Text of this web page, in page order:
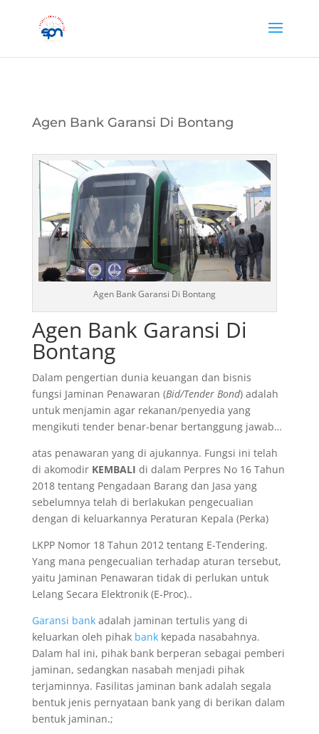
Agen Bank Garansi Di Bontang
Agen Bank Garansi Di Bontang
Agen Bank Garansi Di
Bontang
Dalam pengertian dunia keuangan dan bisnis
fungsi Jaminan Penawaran (Bid/Tender Bond) adalah
untuk menjamin agar rekanan/penyedia yang
mengikuti tender benar-benar bertanggung jawab…
atas penawaran yang di ajukannya. Fungsi ini telah
di akomodir KEMBALI di dalam Perpres No 16 Tahun
2018 tentang Pengadaan Barang dan Jasa yang
sebelumnya telah di berlakukan pengecualian
dengan di keluarkannya Peraturan Kepala (Perka)
LKPP Nomor 18 Tahun 2012 tentang E-Tendering.
Yang mana pengecualian terhadap aturan tersebut,
yaitu Jaminan Penawaran tidak di perlukan untuk
Lelang Secara Elektronik (E-Proc)..
Garansi bankadalah jaminan tertulis yang di
keluarkan oleh pihak bankkepada nasabahnya.
Dalam hal ini, pihak bank berperan sebagai pemberi
jaminan, sedangkan nasabah menjadi pihak
terjaminnya. Fasilitas jaminan bank adalah segala
bentuk jenis pernyataan bank yang di berikan dalam
bentuk jaminan.;